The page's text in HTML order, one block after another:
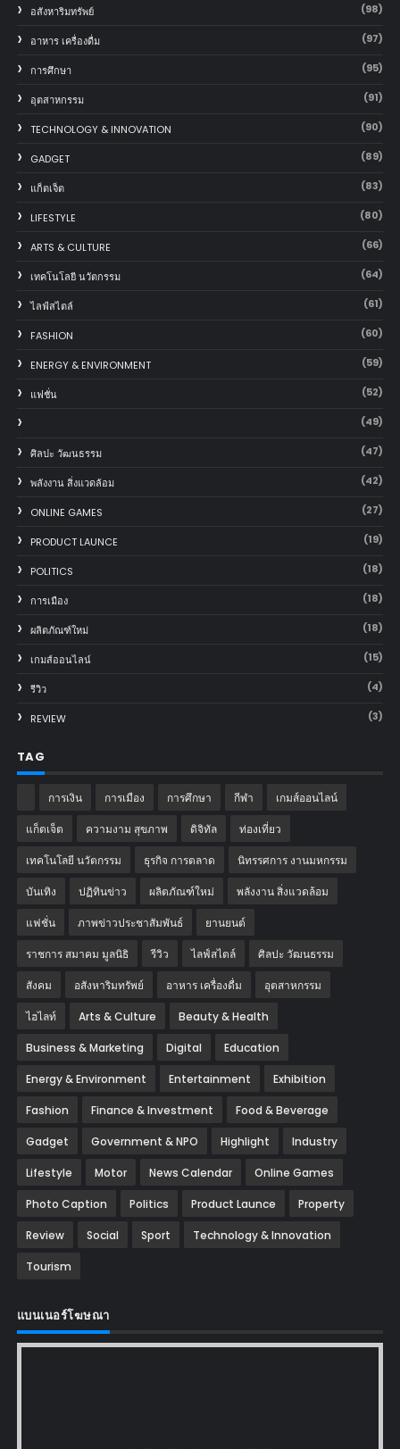
อสังหาริมทรัพย์ (98)
อาหาร เครื่องดื่ม (97)
การศึกษา (95)
อุตสาหกรรม (91)
TECHNOLOGY & INNOVATION (90)
GADGET (89)
แก็ตเจ็ต (83)
LIFESTYLE (80)
ARTS & CULTURE (66)
เทคโนโลยี นวัตกรรม (64)
ไลฟ์สไตล์ (61)
FASHION (60)
ENERGY & ENVIRONMENT (59)
แฟชั่น (52)
(49)
ศิลปะ วัฒนธรรม (47)
พลังงาน สิ่งแวดล้อม (42)
ONLINE GAMES (27)
PRODUCT LAUNCE (19)
POLITICS (18)
การเมือง (18)
ผลิตภัณฑ์ใหม่ (18)
เกมส์ออนไลน์ (15)
รีวิว (4)
REVIEW (3)
TAG
การเงิน การเมือง การศึกษา กีฬา เกมส์ออนไลน์
แก็ตเจ็ต ความงาม สุขภาพ ดิจิทัล ท่องเที่ยว
เทคโนโลยี นวัตกรรม ธุรกิจ การตลาด นิทรรศการ งานมหกรรม
บันเทิง ปฏิทินข่าว ผลิตภัณฑ์ใหม่ พลังงาน สิ่งแวดล้อม
แฟชั่น ภาพข่าวประชาสัมพันธ์ ‎ยานยนต์‎
ราชการ สมาคม มูลนิธิ รีวิว ไลฟ์สไตล์ ศิลปะ วัฒนธรรม
สังคม อสังหาริมทรัพย์ อาหาร เครื่องดื่ม อุตสาหกรรม
ไฮไลท์ Arts & Culture Beauty & Health
Business & Marketing Digital Education
Energy & Environment Entertainment Exhibition
Fashion Finance & Investment Food & Beverage
Gadget Government & NPO Highlight Industry
Lifestyle Motor News Calendar Online Games
Photo Caption Politics Product Launce Property
Review Social Sport Technology & Innovation
Tourism
แบนเนอร์โฆษณา